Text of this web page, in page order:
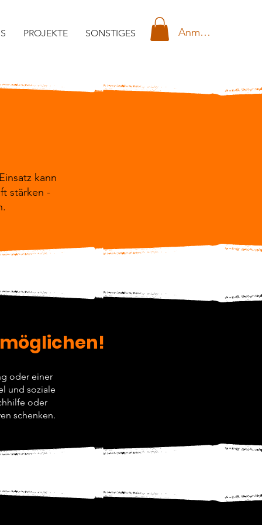
PROJEKTE SONSTIGES Anmelden
kann
stärken -
oder einer
und soziale
oder
schenken.